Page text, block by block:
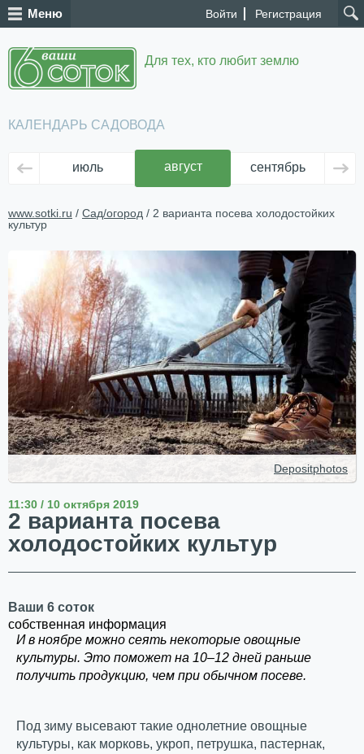
Войти Регистрация
Меню
Для тех, кто любит землю
КАЛЕНДАРЬ САДОВОДА
июль август сентябрь
www.sotki.ru / Сад/огород / 2 варианта посева холодостойких
культур
Depositphotos
11:30 / 10 октября 2019
2 варианта посева
холодостойких культур
Ваши 6 соток
собственная информация
И в ноябре можно сеять некоторые овощные
культуры. Это поможет на 10–12 дней раньше
получить продукцию, чем при обычном посеве.
Под зиму высевают такие однолетние овощные
культуры, как морковь, укроп, петрушка, пастернак,